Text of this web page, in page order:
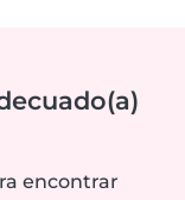
encontrar